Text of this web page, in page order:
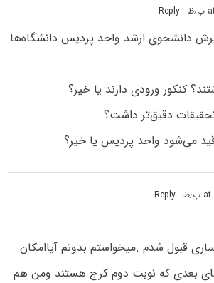
- Reply
دانشجوی ارشد واحد پردیس دانشگاه‌ها
کنکور ورودی دارند یا خیر؟
دقیق‌تر داشت؟
می‌شود واحد پردیس یا خیر؟
- Reply
قبول شدم .میخواستم بدونم آیاامکان
بعدی که نوبت دوم کرج هستند ومن هم